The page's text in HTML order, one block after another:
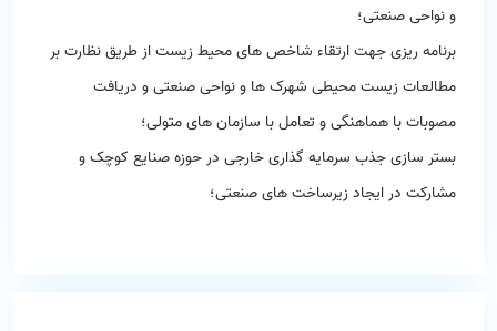
و نواحی صنعتی؛
برنامه ریزی جهت ارتقاء شاخص های محیط زیست از طریق نظارت بر
مطالعات زیست محیطی شهرک ها و نواحی صنعتی و دریافت
مصوبات با هماهنگی و تعامل با سازمان های متولی؛
بستر سازی جذب سرمایه گذاری خارجی در حوزه صنایع کوچک و
مشارکت در ایجاد زیرساخت های صنعتی؛